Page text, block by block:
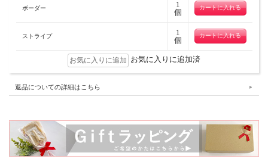
ボーダー
1
個
ストライプ
1
個
お気に入りに追加済
返品についての詳細はこちら